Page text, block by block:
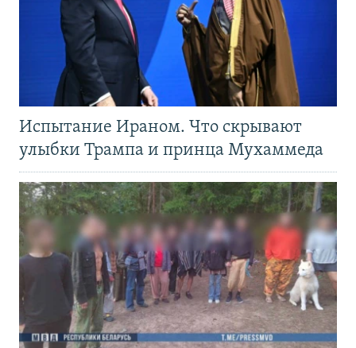
Испытание Ираном. Что скрывают
улыбки Трампа и принца Мухаммеда